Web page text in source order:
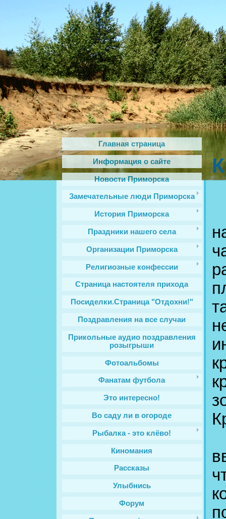
Главная страница
Информация о сайте
Новости Приморска
Замечательные люди Приморска
История Приморска
Праздники нашего села
Организации Приморска
Религиозные конфессии
Cтраница настоятеля прихода
Посиделки.Страница "Отдохни!"
Поздравления на все случаи
Прикольные аудио поздравления
розыгрыши
Фотоальбомы
Фанатам футбола
Это интересно!
Во саду ли в огороде
Рыбалка - это клёво!
Киномания
Рассказы
Улыбнись
Форум